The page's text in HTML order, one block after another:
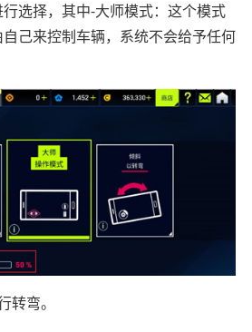
选择，其中-大师模式：这个模式
己来控制车辆，系统不会给予任何
转弯。